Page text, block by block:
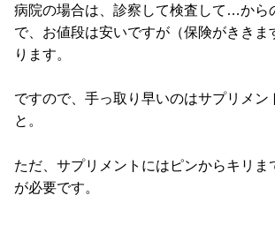
病院の場合は、診察して検査して…から
で、お値段は安いですが（保険がききま
ります。
ですので、手っ取り早いのはサプリメン
と。
ただ、サプリメントにはピンからキリま
が必要です。